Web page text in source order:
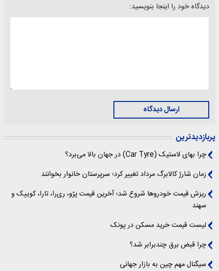
دیدگاه خود را اینجا بنویسید:
ارسال دیدگاه
پربازدیدترین
چرا بهای لاستیک (Car Tyre) در جهان بالا می‌برد؟
زمان شارژ کالابرگ مرداد تغییر کرد؛ سرپرستان خانوار بخوانند
ریزش قیمت خودروها شروع شد؛ آخرین قیمت پژو، ری‌را، تارا، کوییک و
سهند
لیست قیمت خرید مسکن در پونک
چرا قبض برق چندبرابر شد؟
سیگنال‌ مهم چین به بازار جهانی